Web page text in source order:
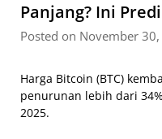
Panjang? Ini
Posted on November
Harga Bitcoin (BTC)
penurunan lebih dari
2025.